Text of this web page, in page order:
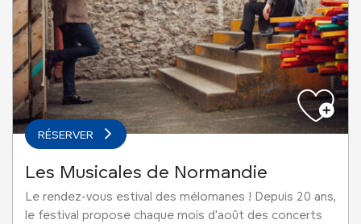
RÉSERVER
Les Musicales de Normandie
Le rendez-vous estival des mélomanes ! Depuis 20 ans,
le festival propose chaque mois d'août des concerts